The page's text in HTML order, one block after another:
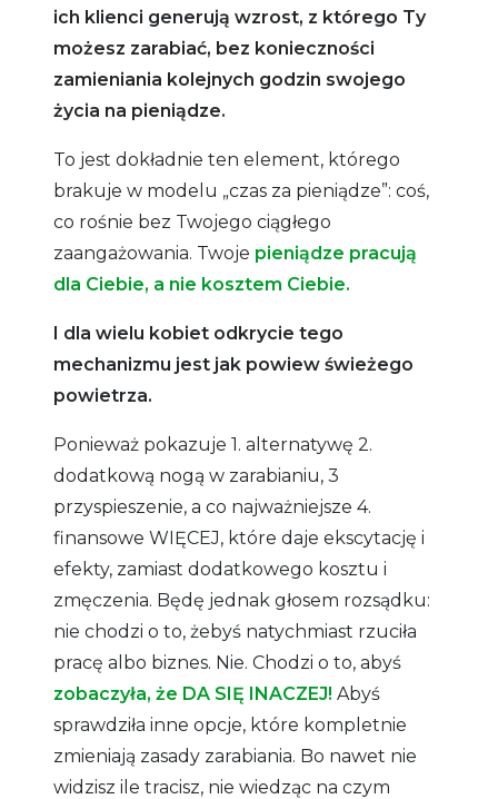
ich klienci generują wzrost, z którego Ty
możesz zarabiać, bez konieczności
zamieniania kolejnych godzin swojego
życia na pieniądze.
To jest dokładnie ten element, którego
brakuje w modelu „czas za pieniądze”: coś,
co rośnie bez Twojego ciągłego
zaangażowania. Twoje pieniądze pracują
dla Ciebie, a nie kosztem Ciebie.
I dla wielu kobiet odkrycie tego
mechanizmu jest jak powiew świeżego
powietrza.
Ponieważ pokazuje 1. alternatywę 2.
dodatkową nogą w zarabianiu, 3
przyspieszenie, a co najważniejsze 4.
finansowe WIĘCEJ, które daje ekscytację i
efekty, zamiast dodatkowego kosztu i
zmęczenia. Będę jednak głosem rozsądku:
nie chodzi o to, żebyś natychmiast rzuciła
pracę albo biznes. Nie. Chodzi o to, abyś
zobaczyła, że DA SIĘ INACZEJ! Abyś
sprawdziła inne opcje, które kompletnie
zmieniają zasady zarabiania. Bo nawet nie
widzisz ile tracisz, nie wiedząc na czym